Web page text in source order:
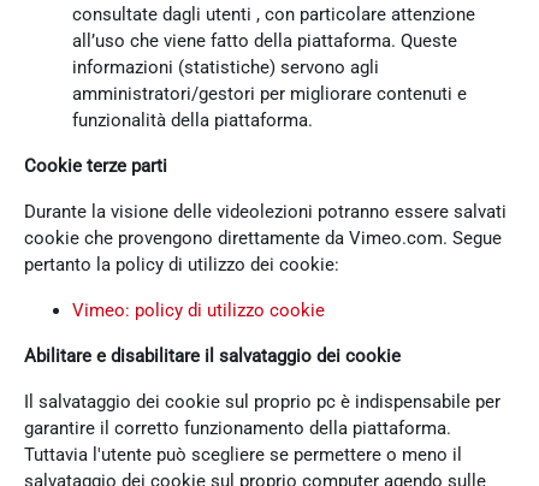
consultate dagli utenti , con particolare attenzione
all’uso che viene fatto della piattaforma. Queste
informazioni (statistiche) servono agli
amministratori/gestori per migliorare contenuti e
funzionalità della piattaforma.
Cookie terze parti
Durante la visione delle videolezioni potranno essere salvati
cookie che provengono direttamente da Vimeo.com. Segue
pertanto la policy di utilizzo dei cookie:
Vimeo: policy di utilizzo cookie
Abilitare e disabilitare il salvataggio dei cookie
Il salvataggio dei cookie sul proprio pc è indispensabile per
garantire il corretto funzionamento della piattaforma.
Tuttavia l'utente può scegliere se permettere o meno il
salvataggio dei cookie sul proprio computer agendo sulle